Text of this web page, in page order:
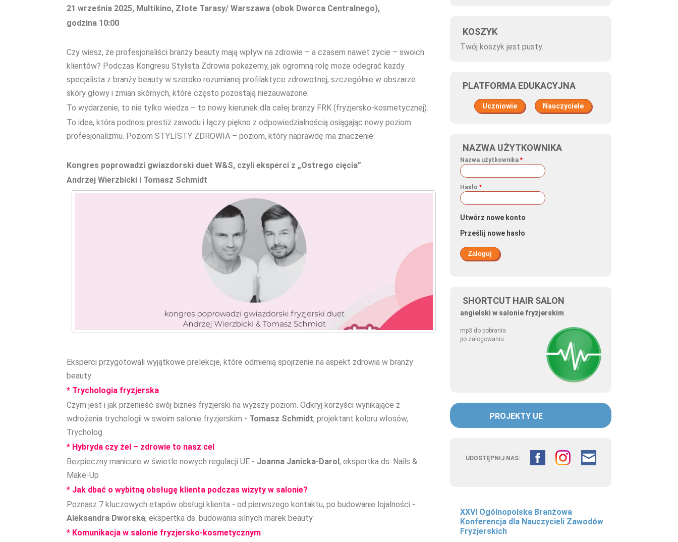
KOSZYK
Twój koszyk jest pusty.
PLATFORMA EDUKACYJNA
Uczniowie Nauczyciele
NAZWA UŻYTKOWNIKA
Nazwa użytkownika *
Hasło *
Utwórz nowe konto
Prześlij nowe hasło
SHORTCUT HAIR SALON
angielski w salonie fryzjerskim
mp3 do pobrania
po zalogowaniu
PROJEKTY UE
UDOSTĘPNIJ NAS:
XXVI Ogólnopolska Branżowa
Konferencja dla Nauczycieli Zawodów
Fryzjerskich
21 września 2025, Multikino, Złote Tarasy/ Warszawa (obok Dworca Centralnego),
godzina 10:00
Czy wiesz, że profesjonaliści branży beauty mają wpływ na zdrowie – a czasem nawet życie – swoich
klientów? Podczas Kongresu Stylista Zdrowia pokażemy, jak ogromną rolę może odegrać każdy
specjalista z branży beauty w szeroko rozumianej profilaktyce zdrowotnej, szczególnie w obszarze
skóry głowy i zmian skórnych, które często pozostają niezauważone.
To wydarzenie, to nie tylko wiedza – to nowy kierunek dla całej branży FRK (fryzjersko-kosmetycznej).
To idea, która podnosi prestiż zawodu i łączy piękno z odpowiedzialnością osiągając nowy poziom
profesjonalizmu. Poziom STYLISTY ZDROWIA – poziom, który naprawdę ma znaczenie.
Kongres poprowadzi gwiazdorski duet W&S, czyli eksperci z „Ostrego cięcia”
Andrzej Wierzbicki i Tomasz Schmidt
Eksperci przygotowali wyjątkowe prelekcje, które odmienią spojrzenie na aspekt zdrowia w branży
beauty:
* Trychologia fryzjerska
Czym jest i jak przenieść swój biznes fryzjerski na wyższy poziom. Odkryj korzyści wynikające z
wdrożenia trychologii w swoim salonie fryzjerskim - Tomasz Schmidt, projektant koloru włosów,
Trycholog
* Hybryda czy żel – zdrowie to nasz cel
Bezpieczny manicure w świetle nowych regulacji UE - Joanna Janicka-Darol, ekspertka ds. Nails &
Make-Up
* Jak dbać o wybitną obsługę klienta podczas wizyty w salonie?
Poznasz 7 kluczowych etapów obsługi klienta - od pierwszego kontaktu, po budowanie lojalności -
Aleksandra Dworska, ekspertka ds. budowania silnych marek beauty
* Komunikacja w salonie fryzjersko-kosmetycznym